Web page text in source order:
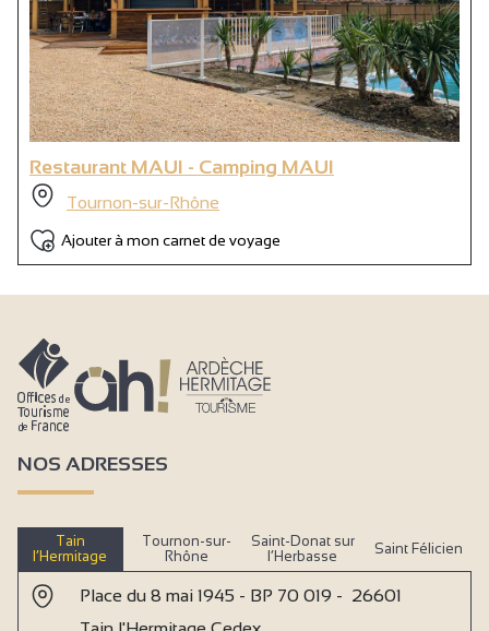
Restaurant MAUI - Camping MAUI
Tournon-sur-Rhône
Ajouter à mon carnet de voyage
NOS ADRESSES
Tain
l’Hermitage
Tournon-sur-
Rhône
Saint-Donat sur
l’Herbasse
Saint Félicien
Place du 8 mai 1945 - BP 70 019 - 26601